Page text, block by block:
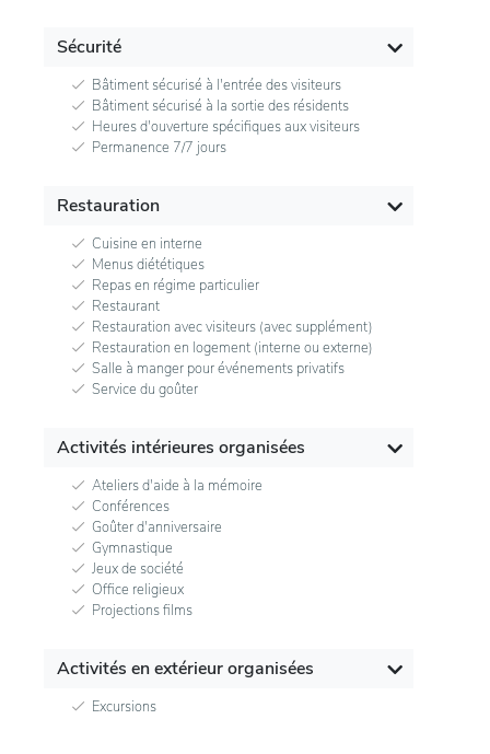
Sécurité
Bâtiment sécurisé à l'entrée des visiteurs
Bâtiment sécurisé à la sortie des résidents
Heures d'ouverture spécifiques aux visiteurs
Permanence 7/7 jours
Restauration
Cuisine en interne
Menus diététiques
Repas en régime particulier
Restaurant
Restauration avec visiteurs (avec supplément)
Restauration en logement (interne ou externe)
Salle à manger pour événements privatifs
Service du goûter
Activités intérieures organisées
Ateliers d'aide à la mémoire
Conférences
Goûter d'anniversaire
Gymnastique
Jeux de société
Office religieux
Projections films
Activités en extérieur organisées
Excursions